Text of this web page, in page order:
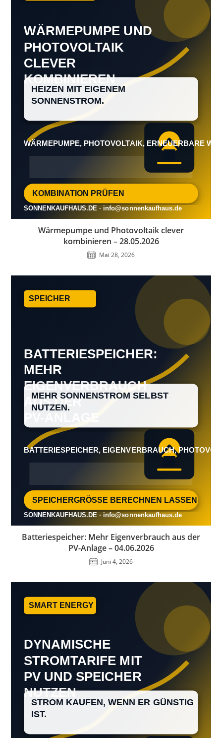
Wärmepumpe und Photovoltaik clever
kombinieren – 28.05.2026
Mai 28, 2026
Batteriespeicher: Mehr Eigenverbrauch aus der
PV-Anlage – 04.06.2026
Juni 4, 2026